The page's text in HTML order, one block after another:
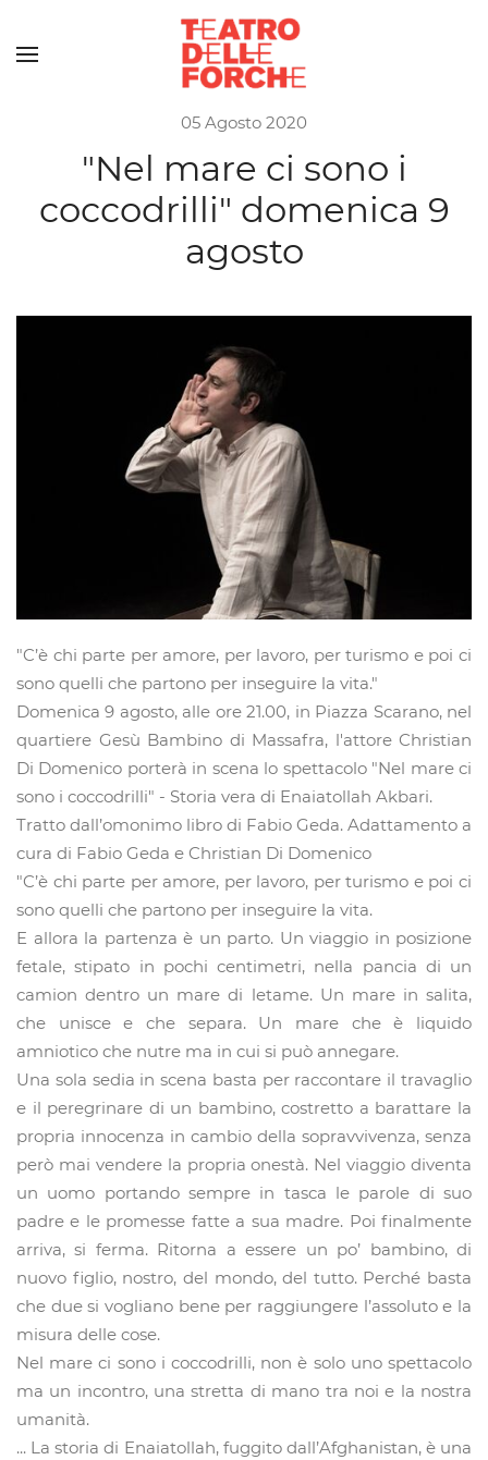
Skip to main content
05 Agosto 2020
"Nel mare ci sono i
coccodrilli" domenica 9
agosto
"C’è chi parte per amore, per lavoro, per turismo e poi ci
sono quelli che partono per inseguire la vita."
Domenica 9 agosto, alle ore 21.00, in Piazza Scarano, nel
quartiere Gesù Bambino di Massafra, l'attore Christian
Di Domenico porterà in scena lo spettacolo "Nel mare ci
sono i coccodrilli" - Storia vera di Enaiatollah Akbari.
Tratto dall’omonimo libro di Fabio Geda. Adattamento a
cura di Fabio Geda e Christian Di Domenico
"C’è chi parte per amore, per lavoro, per turismo e poi ci
sono quelli che partono per inseguire la vita.
E allora la partenza è un parto. Un viaggio in posizione
fetale, stipato in pochi centimetri, nella pancia di un
camion dentro un mare di letame. Un mare in salita,
che unisce e che separa. Un mare che è liquido
amniotico che nutre ma in cui si può annegare.
Una sola sedia in scena basta per raccontare il travaglio
e il peregrinare di un bambino, costretto a barattare la
propria innocenza in cambio della sopravvivenza, senza
però mai vendere la propria onestà. Nel viaggio diventa
un uomo portando sempre in tasca le parole di suo
padre e le promesse fatte a sua madre. Poi finalmente
arriva, si ferma. Ritorna a essere un po’ bambino, di
nuovo figlio, nostro, del mondo, del tutto. Perché basta
che due si vogliano bene per raggiungere l’assoluto e la
misura delle cose.
Nel mare ci sono i coccodrilli, non è solo uno spettacolo
ma un incontro, una stretta di mano tra noi e la nostra
umanità.
... La storia di Enaiatollah, fuggito dall’Afghanistan, è una